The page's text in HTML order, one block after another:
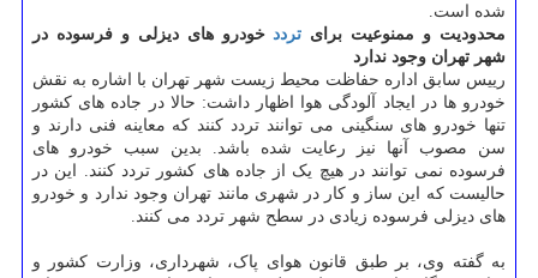
شده است.
محدودیت و ممنوعیت برای ترددخودرو های دیزلی و فرسوده در
شهر تهران وجود ندارد
رییس سابق اداره حفاظت محیط زیست شهر تهران با اشاره به نقش
خودرو ها در ایجاد آلودگی هوا اظهار داشت: حالا در جاده های کشور
تنها خودرو های سنگینی می توانند تردد کنند که معاینه فنی دارند و
سن مصوب آنها نیز رعایت شده باشد. بدین سبب خودرو های
فرسوده نمی توانند در هیچ یک از جاده های کشور تردد کنند. این در
حالیست که این ساز و کار در شهری مانند تهران وجود ندارد و خودرو
های دیزلی فرسوده زیادی در سطح شهر تردد می کنند.
به گفته وی، بر طبق قانون هوای پاک، شهرداری، وزارت کشور و